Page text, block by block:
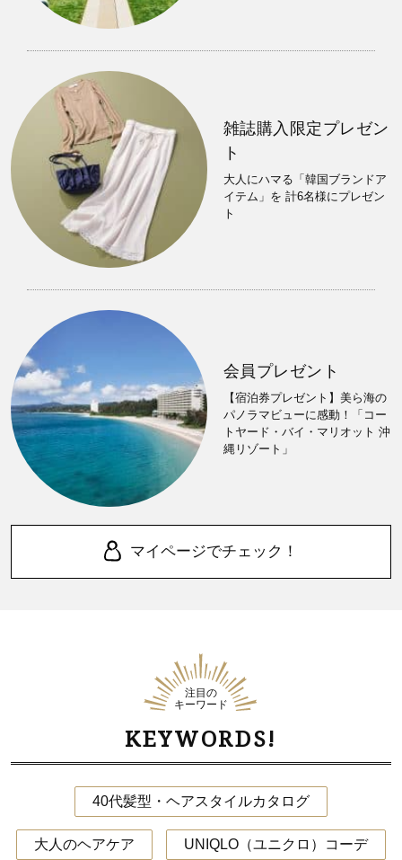
雑誌購入限定プレゼン
ト
大人にハマる「韓国ブランドア
イテム」を 計6名様にプレゼン
ト
会員プレゼント
【宿泊券プレゼント】美ら海の
パノラマビューに感動！「コー
トヤード・バイ・マリオット 沖
縄リゾート」
マイページでチェック！
注目の
キーワード
KEYWORDS!
40代髪型・ヘアスタイルカタログ
大人のヘアケア UNIQLO（ユニクロ）コーデ